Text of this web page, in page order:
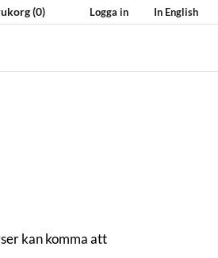
(0) Logga in In English
kan komma att